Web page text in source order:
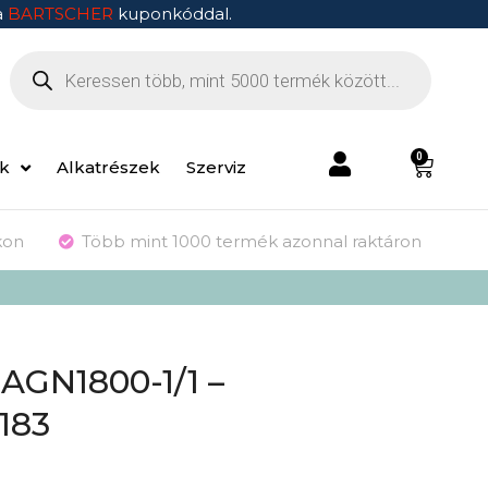
BARTSCHER kuponkóddal.
Alkatrészek Szerviz
0
Több mint 1000 termék azonnal raktáron
1/1 –